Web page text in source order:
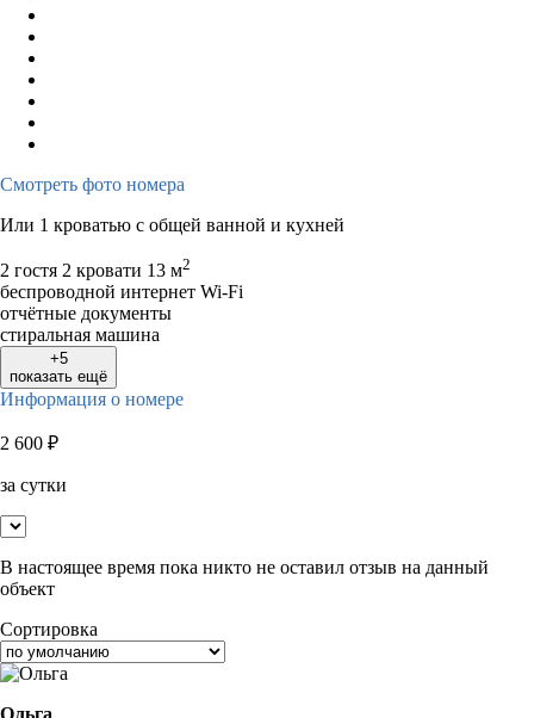
Смотреть фото номера
Или 1 кроватью с общей ванной и кухней
2 гостя 2 кровати 13 м2
беспроводной интернет Wi-Fi
отчётные документы
стиральная машина
+5
показать ещё
Информация о номере
2 600 ₽
за сутки
В настоящее время пока никто не оставил отзыв на данный
объект
Сортировка